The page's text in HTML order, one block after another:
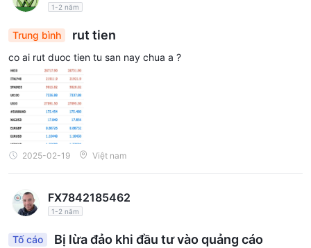
1-2 năm
Trung bình rut tien
co ai rut duoc tien tu san nay chua a ?
2025-02-19 Việt nam
FX7842185462
1-2 năm
Tố cáo Bị lừa đảo khi đầu tư vào quảng cáo